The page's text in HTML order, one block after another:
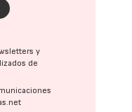
y
de